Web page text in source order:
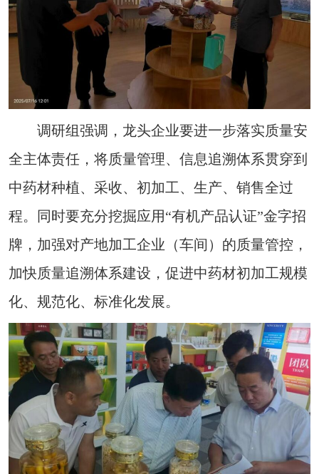
调研组强调，龙头企业要进一步落实质量安
全主体责任，将质量管理、信息追溯体系贯穿到
中药材种植、采收、初加工、生产、销售全过
程。同时要充分挖掘应用“有机产品认证”金字招
牌，加强对产地加工企业（车间）的质量管控，
加快质量追溯体系建设，促进中药材初加工规模
化、规范化、标准化发展。